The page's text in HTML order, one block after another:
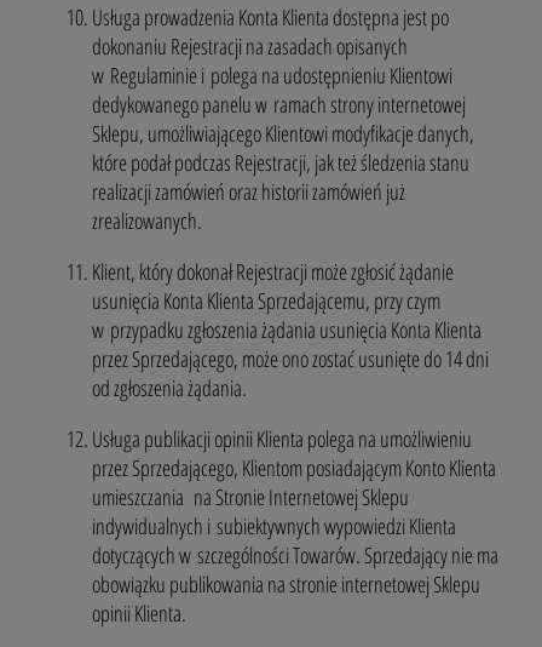
Usługa prowadzenia Konta Klienta dostępna jest po
dokonaniu Rejestracji na zasadach opisanych
w Regulaminie i polega na udostępnieniu Klientowi
dedykowanego panelu w ramach strony internetowej
Sklepu, umożliwiającego Klientowi modyfikacje danych,
które podał podczas Rejestracji, jak też śledzenia stanu
realizacji zamówień oraz historii zamówień już
zrealizowanych.
Klient, który dokonał Rejestracji może zgłosić żądanie
usunięcia Konta Klienta Sprzedającemu, przy czym
w przypadku zgłoszenia żądania usunięcia Konta Klienta
przez Sprzedającego, może ono zostać usunięte do 14 dni
od zgłoszenia żądania.
Usługa publikacji opinii Klienta polega na umożliwieniu
przez Sprzedającego, Klientom posiadającym Konto Klienta
umieszczania na Stronie Internetowej Sklepu
indywidualnych i subiektywnych wypowiedzi Klienta
dotyczących w szczególności Towarów. Sprzedający nie ma
obowiązku publikowania na stronie internetowej Sklepu
opinii Klienta.